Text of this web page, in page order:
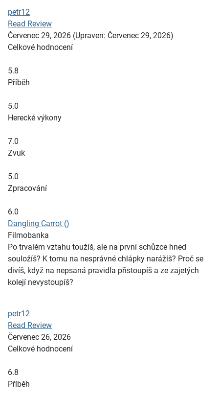
petr12
Read Review
Červenec 29, 2026 (Upraven: Červenec 29, 2026)
Celkové hodnocení
5.8
Příběh
5.0
Herecké výkony
7.0
Zvuk
5.0
Zpracování
6.0
Dangling Carrot ()
Filmobanka
Po trvalém vztahu toužíš, ale na první schůzce hned
souložíš? K tomu na nesprávné chlápky narážíš? Proč se
divíš, když na nepsaná pravidla přistoupíš a ze zajetých
kolejí nevystoupíš?
petr12
Read Review
Červenec 26, 2026
Celkové hodnocení
6.8
Příběh